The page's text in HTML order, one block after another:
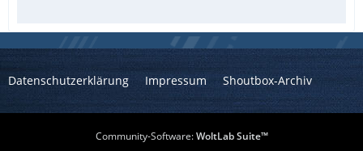
Datenschutzerklärung Impressum Shoutbox-Archiv
Community-Software:WoltLab Suite™